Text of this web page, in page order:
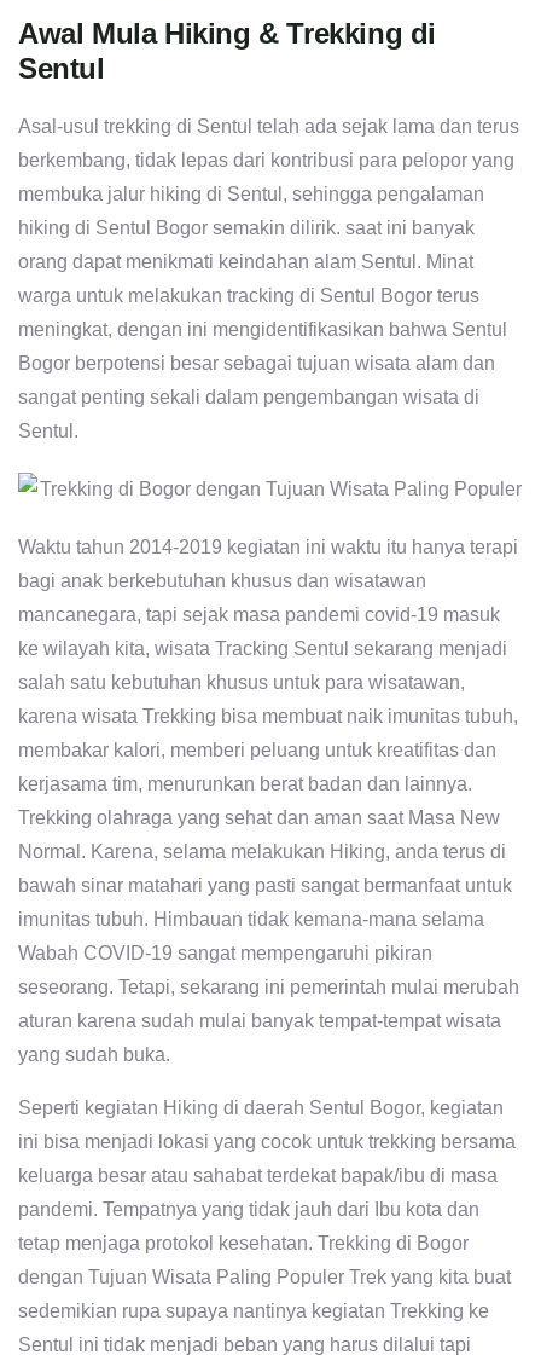
Awal Mula Hiking & Trekking di
Sentul
Asal-usul trekking di Sentul telah ada sejak lama dan terus
berkembang, tidak lepas dari kontribusi para pelopor yang
membuka jalur hiking di Sentul, sehingga pengalaman
hiking di Sentul Bogor semakin dilirik. saat ini banyak
orang dapat menikmati keindahan alam Sentul. Minat
warga untuk melakukan tracking di Sentul Bogor terus
meningkat, dengan ini mengidentifikasikan bahwa Sentul
Bogor berpotensi besar sebagai tujuan wisata alam dan
sangat penting sekali dalam pengembangan wisata di
Sentul.
Waktu tahun 2014-2019 kegiatan ini waktu itu hanya terapi
bagi anak berkebutuhan khusus dan wisatawan
mancanegara, tapi sejak masa pandemi covid-19 masuk
ke wilayah kita, wisata Tracking Sentul sekarang menjadi
salah satu kebutuhan khusus untuk para wisatawan,
karena wisata Trekking bisa membuat naik imunitas tubuh,
membakar kalori, memberi peluang untuk kreatifitas dan
kerjasama tim, menurunkan berat badan dan lainnya.
Trekking olahraga yang sehat dan aman saat Masa New
Normal. Karena, selama melakukan Hiking, anda terus di
bawah sinar matahari yang pasti sangat bermanfaat untuk
imunitas tubuh. Himbauan tidak kemana-mana selama
Wabah COVID-19 sangat mempengaruhi pikiran
seseorang. Tetapi, sekarang ini pemerintah mulai merubah
aturan karena sudah mulai banyak tempat-tempat wisata
yang sudah buka.
Seperti kegiatan Hiking di daerah Sentul Bogor, kegiatan
ini bisa menjadi lokasi yang cocok untuk trekking bersama
keluarga besar atau sahabat terdekat bapak/ibu di masa
pandemi. Tempatnya yang tidak jauh dari Ibu kota dan
tetap menjaga protokol kesehatan. Trekking di Bogor
dengan Tujuan Wisata Paling Populer Trek yang kita buat
sedemikian rupa supaya nantinya kegiatan Trekking ke
Sentul ini tidak menjadi beban yang harus dilalui tapi